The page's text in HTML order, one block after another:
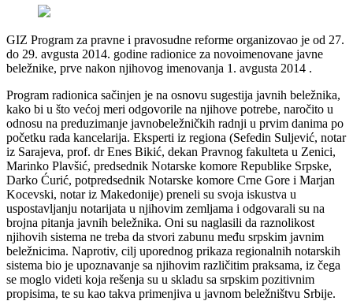
GIZ Program za pravne i pravosudne reforme organizovao je od 27.
do 29. avgusta 2014. godine radionice za novoimenovane javne
beležnike, prve nakon njihovog imenovanja 1. avgusta 2014 .
Program radionica sačinjen je na osnovu sugestija javnih beležnika,
kako bi u što većoj meri odgovorile na njihove potrebe, naročito u
odnosu na preduzimanje javnobeležničkih radnji u prvim danima po
početku rada kancelarija. Eksperti iz regiona (Sefedin Suljević, notar
iz Sarajeva, prof. dr Enes Bikić, dekan Pravnog fakulteta u Zenici,
Marinko Plavšić, predsednik Notarske komore Republike Srpske,
Darko Ćurić, potpredsednik Notarske komore Crne Gore i Marjan
Kocevski, notar iz Makedonije) preneli su svoja iskustva u
uspostavljanju notarijata u njihovim zemljama i odgovarali su na
brojna pitanja javnih beležnika. Oni su naglasili da raznolikost
njihovih sistema ne treba da stvori zabunu među srpskim javnim
beležnicima. Naprotiv, cilj uporednog prikaza regionalnih notarskih
sistema bio je upoznavanje sa njihovim različitim praksama, iz čega
se moglo videti koja rešenja su u skladu sa srpskim pozitivnim
propisima, te su kao takva primenjiva u javnom beležništvu Srbije.